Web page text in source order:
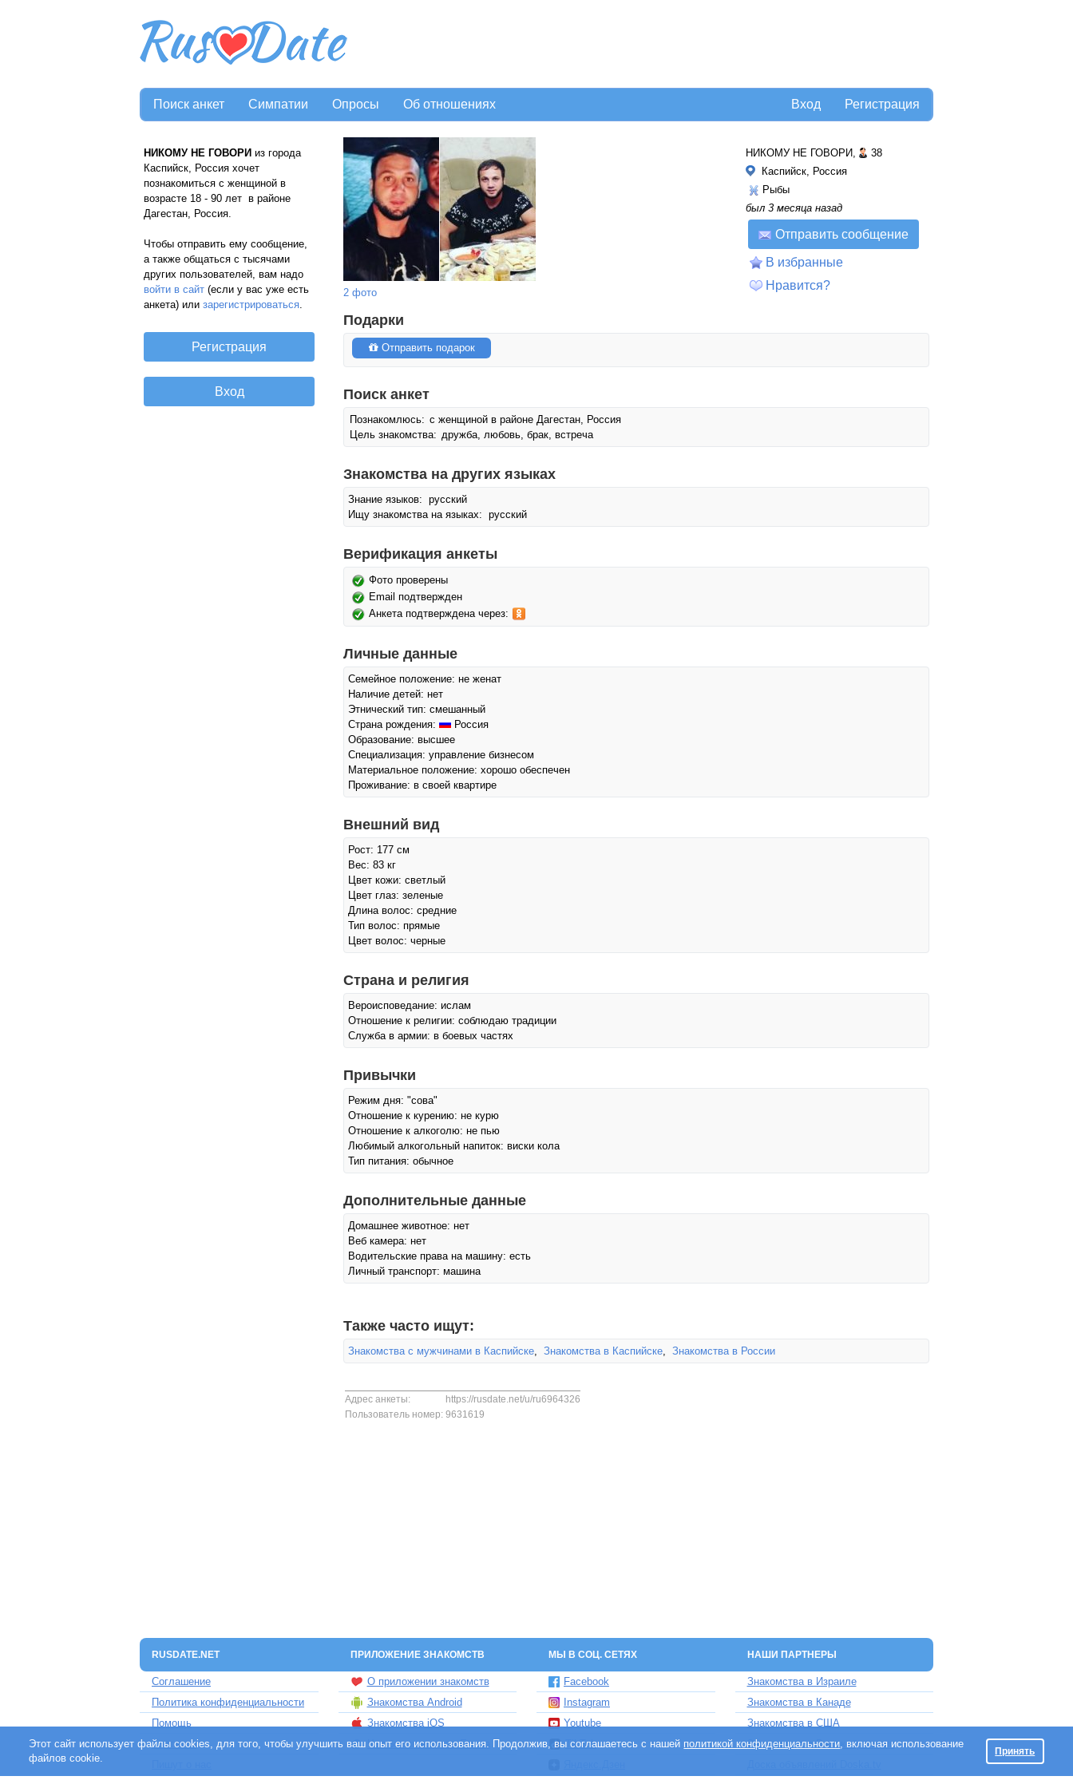
Поиск анкет Симпатии Опросы Об отношениях Регистрация
Вход
НИКОМУ НЕ ГОВОРИ из города
Каспийск, Россия хочет
познакомиться с женщиной в
возрасте 18 - 90 лет в районе
Дагестан, Россия.
Чтобы отправить ему сообщение,
а также общаться с тысячами
других пользователей, вам надо
войти в сайт (если у вас уже есть
анкета) или зарегистрироваться.
2 фото
НИКОМУ НЕ ГОВОРИ,
38
Каспийск, Россия
Рыбы
был 3 месяца назад
Отправить сообщение
В избранные
Нравится?
Подарки
Отправить подарок
Поиск анкет
Познакомлюсь: с женщиной в районе Дагестан, Россия
Цель знакомства: дружба, любовь, брак, встреча
Знакомства на других языках
Знание языков: русский
Ищу знакомства на языках: русский
Верификация анкеты
Фото проверены
Email подтвержден
Анкета подтверждена через:
Личные данные
Семейное положение: не женат
Наличие детей: нет
Этнический тип: смешанный
Страна рождения:
Россия
Образование: высшее
Специализация: управление бизнесом
Материальное положение: хорошо обеспечен
Проживание: в своей квартире
Внешний вид
Рост: 177 см
Вес: 83 кг
Цвет кожи: светлый
Цвет глаз: зеленые
Длина волос: средние
Тип волос: прямые
Цвет волос: черные
Страна и религия
Вероисповедание: ислам
Отношение к религии: соблюдаю традиции
Служба в армии: в боевых частях
Привычки
Режим дня: "сова"
Отношение к курению: не курю
Отношение к алкоголю: не пью
Любимый алкогольный напиток: виски кола
Тип питания: обычное
Дополнительные данные
Домашнее животное: нет
Веб камера: нет
Водительские права на машину: есть
Личный транспорт: машина
Также часто ищут:
Знакомства с мужчинами в Каспийске, Знакомства в Каспийске, Знакомства в России
Адрес анкеты:
https://rusdate.net/u/ru6964326
Пользователь номер: 9631619
RUSDATE.NET ПРИЛОЖЕНИЕ ЗНАКОМСТВ МЫ В СОЦ. СЕТЯХ НАШИ ПАРТНЕРЫ
Соглашение
Политика конфиденциальности
Помощь
Контакты
О приложении знакомств
Знакомства Android
Знакомства iOS
Чат бот знакомств Елена
Facebook
Instagram
Youtube
TikTok
Знакомства в Израиле
Знакомства в Канаде
Знакомства в США
Знакомства в Великобритании
Этот сайт использует файлы cookies, для того, чтобы улучшить ваш опыт его использования. Продолжив, вы соглашаетесь с нашей политикой конфиденциальности, включая использование
файлов cookie.
Принять